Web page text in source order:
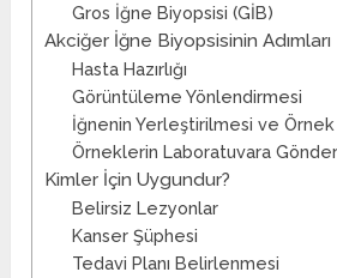
Gros İğne Biyopsisi (GİB)
Akciğer İğne Biyopsisinin Adımları
Hasta Hazırlığı
Görüntüleme Yönlendirmesi
İğnenin Yerleştirilmesi ve Örnek
Örneklerin Laboratuvara
Kimler İçin Uygundur?
Belirsiz Lezyonlar
Kanser Şüphesi
Tedavi Planı Belirlenmesi